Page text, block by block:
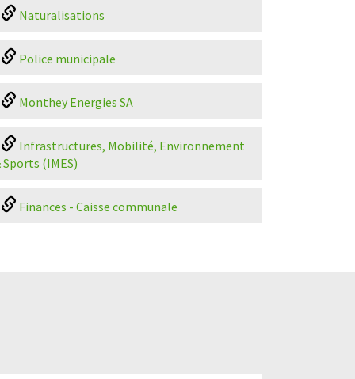
Naturalisations
Police municipale
Monthey Energies SA
Infrastructures, Mobilité, Environnement
Sports (IMES)
Finances - Caisse communale